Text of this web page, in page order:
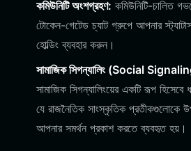
কমিউনিটি অংশগ্রহণ: কমিউনিটি-চালিত
টোকেন-গেটেড চ্যাট গ্রুপে আপনার
হোল্ডিং ব্যবহার করুন।
সামাজিক সিগন্যালিং (Social
সামাজিক সিগন্যালিংয়ের একটি রূপ হিসেবে
যে রাজনৈতিক সাংস্কৃতিক প্রতীকগুলোকে
আপনার সমর্থন প্রকাশ করতে ব্যবহৃত হয়।